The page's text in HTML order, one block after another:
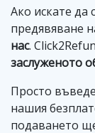
Ако искате да
предявяване
нас.
заслуженото
Просто
нашия
подаването